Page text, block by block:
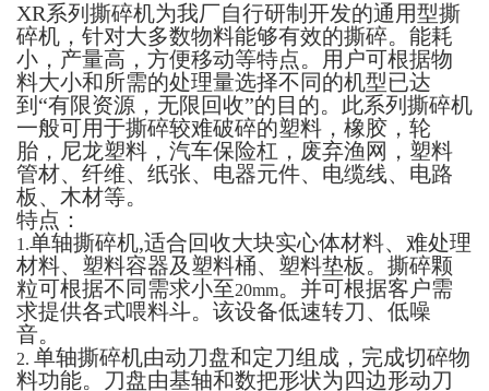
XR系列撕碎机为我厂自行研制开发的通用型撕
碎机，针对大多数物料能够有效的撕碎。能耗
小，产量高，方便移动等特点。用户可根据物
料大小和所需的处理量选择不同的机型已达
到“有限资源，无限回收”的目的。此系列撕碎机
一般可用于撕碎较难破碎的塑料，橡胶，轮
胎，尼龙塑料，汽车保险杠，废弃渔网，塑料
管材、纤维、纸张、电器元件、电缆线、电路
板、木材等。
特点：
1.单轴撕碎机,适合回收大块实心体材料、难处理
材料、塑料容器及塑料桶、塑料垫板。撕碎颗
粒可根据不同需求小至20mm。并可根据客户需
求提供各式喂料斗。该设备低速转刀、低噪
音。
2. 单轴撕碎机由动刀盘和定刀组成，完成切碎物
料功能。刀盘由基轴和数把形状为四边形动刀